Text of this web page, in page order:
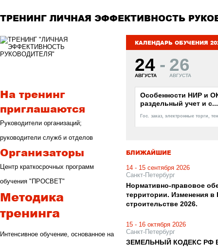
ТРЕНИНГ ЛИЧНАЯ ЭФФЕКТИВНОСТЬ
На тренинг
приглашаются
Руководители организаций;
руководители служб и отделов
Организаторы
Центр краткосрочных программ
обучения "ПРОСВЕТ"
Методика
тренинга
Интенсивное обучение, основанное на
КАЛЕНДАРЬ ОБУЧЕНИЯ
24
АВГУСТА
- 26
АВГУСТА
Особенности НИР и
раздельный учет и с...
Гос. заказ, электронные торги,
БЛИЖАЙШИЕ
14 - 15 сентября 2026
Санкт-Петербург
Нормативно-правовое
территории. Изменения
строительстве 2026.
15 - 16 октября 2026
Санкт-Петербург
ЗЕМЕЛЬНЫЙ КОДЕКС РФ